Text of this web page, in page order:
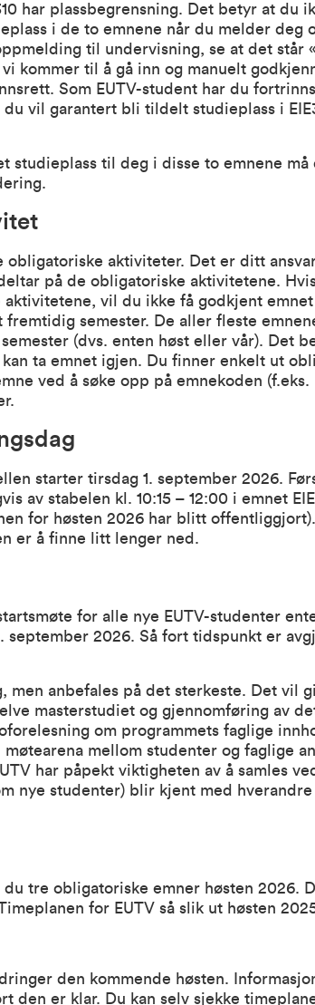
har plassbegrensning. Det betyr at du
i de to emnene når du melder deg
til undervisning, se at det står
kommer til å gå inn og manuelt
Som EUTV-student har du
vil garantert bli tildelt studieplass i
studieplass til deg i disse to emnene må
obligatoriske aktiviteter. Det er ditt
på de obligatoriske aktivitetene.
vil du ikke få godkjent
semester. De aller fleste
(dvs. enten høst eller vår). Det
ta emnet igjen. Du finner enkelt ut
ved å søke opp på emnekoden (f.eks.
starter tirsdag 1. september 2026.
av stabelen kl. 10:15 – 12:00 i emnet
for høsten 2026 har blitt
er å finne litt lenger ned.
for alle nye EUTV-studenter
september 2026. Så fort tidspunkt er
men anbefales på det sterkeste. Det vil
masterstudiet og gjennomføring av
om programmets faglige
mellom studenter og faglige
har påpekt viktigheten av å samles
nye studenter) blir kjent med
du tre obligatoriske emner høsten 2026.
Timeplanen for EUTV så slik ut høsten
den kommende høsten.
den er klar. Du kan selv sjekke